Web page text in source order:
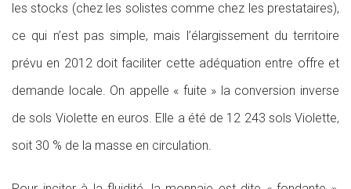
les stocks (chez les solistes comme chez les prestataires),
ce qui n’est pas simple, mais l’élargissement du territoire
prévu en 2012 doit faciliter cette adéquation entre offre et
demande locale. On appelle « fuite » la conversion inverse
de sols Violette en euros. Elle a été de 12 243 sols Violette,
soit 30 % de la masse en circulation.